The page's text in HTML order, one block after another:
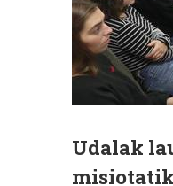
Udalak